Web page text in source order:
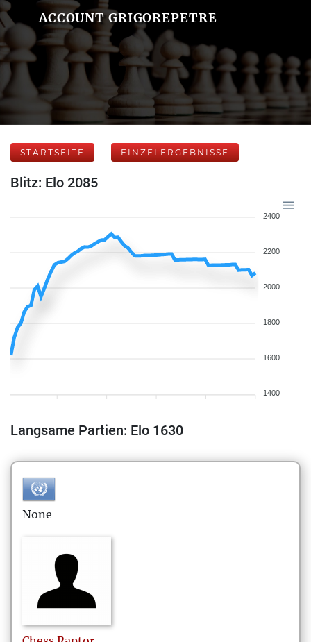
ACCOUNT GRIGOREPETRE
STARTSEITE EINZELERGEBNISSE
Blitz: Elo 2085
2400
2200
2000
1800
1600
1400
Langsame Partien: Elo 1630
None